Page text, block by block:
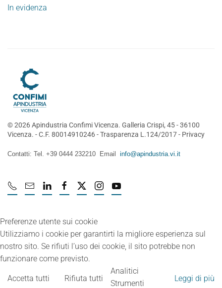
In evidenza
©2026Apindustria Confimi Vicenza. Galleria Crispi, 45 - 36100
Vicenza. - C.F. 80014910246 -Trasparenza L.124/2017- Privacy
Contatti: Tel. +39 0444 232210 Email info@apindustria.vi.it
Preferenze utente sui cookie
Utilizziamo i cookie per garantirti la migliore esperienza sul
nostro sito. Se rifiuti l’uso dei cookie, il sito potrebbe non
funzionare come previsto.
Accetta tutti Rifiuta tutti Leggi di più
Analitici
Strumenti